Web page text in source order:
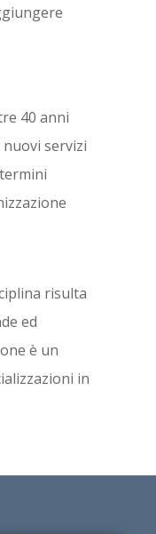
40 anni
servizi
risulta
ed
è un
in